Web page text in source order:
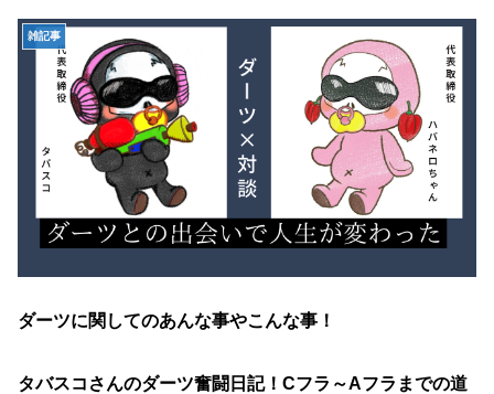
雑記事
ダーツに関してのあんな事やこんな事！
タバスコさんのダーツ奮闘日記！Cフラ～Aフラまでの道